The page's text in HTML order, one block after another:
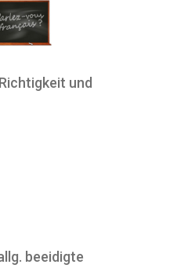
und
beeidigte